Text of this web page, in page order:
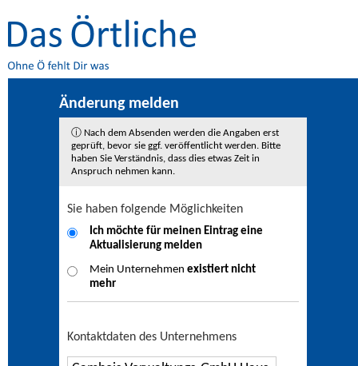
Änderung melden
ⓘ Nach dem Absenden werden die Angaben erst
geprüft, bevor sie ggf. veröffentlicht werden. Bitte
haben Sie Verständnis, dass dies etwas Zeit in
Anspruch nehmen kann.
Sie haben folgende Möglichkeiten
Ich möchte für meinen Eintrag eine
Aktualisierung melden
Mein Unternehmen existiert nicht
mehr
Kontaktdaten des Unternehmens